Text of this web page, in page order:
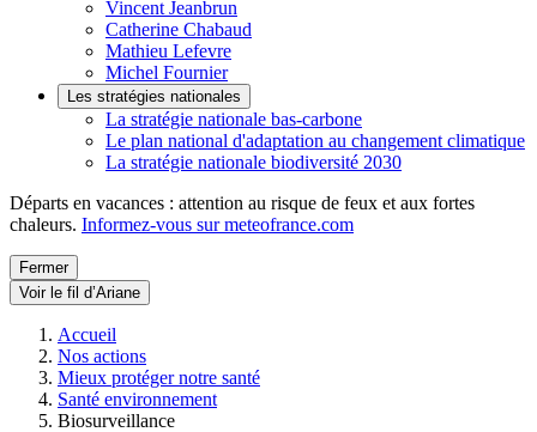
Vincent Jeanbrun
Catherine Chabaud
Mathieu Lefevre
Michel Fournier
Les stratégies nationales
La stratégie nationale bas-carbone
Le plan national d'adaptation au changement climatique
La stratégie nationale biodiversité 2030
Départs en vacances : attention au risque de feux et aux fortes
chaleurs. Informez-vous sur meteofrance.com
Fermer
Voir le fil d’Ariane
Accueil
Nos actions
Mieux protéger notre santé
Santé environnement
Biosurveillance